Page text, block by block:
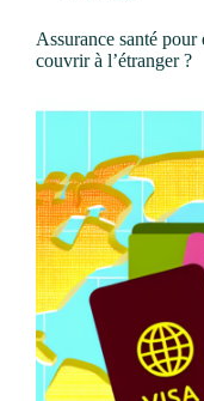
Assurance santé
couvrir à l’étranger ?